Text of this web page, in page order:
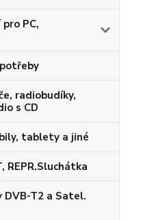
PC,
radiobudíky,
s CD
tablety a jiné
REPR.Sluchátka
T2 a Satel.